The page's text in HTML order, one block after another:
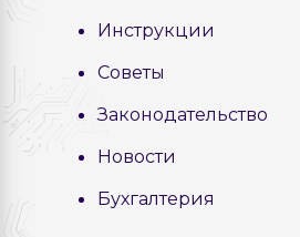
Инструкции
Советы
Законодательство
Новости
Бухгалтерия